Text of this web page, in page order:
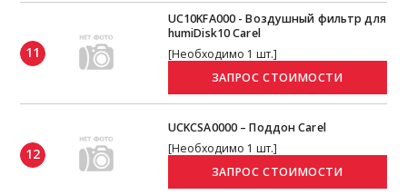
11
UC10KFA000 - Воздушный фильтр для
humiDisk10 Carel
[Необходимо 1 шт.]
12
UCKCSA0000 – Поддон Carel
[Необходимо 1 шт.]